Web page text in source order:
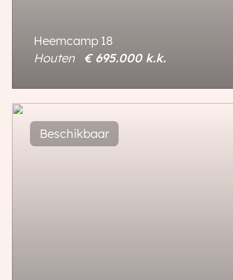
Heemcamp 18
Houten
€ 695.000 k.k.
230 m²